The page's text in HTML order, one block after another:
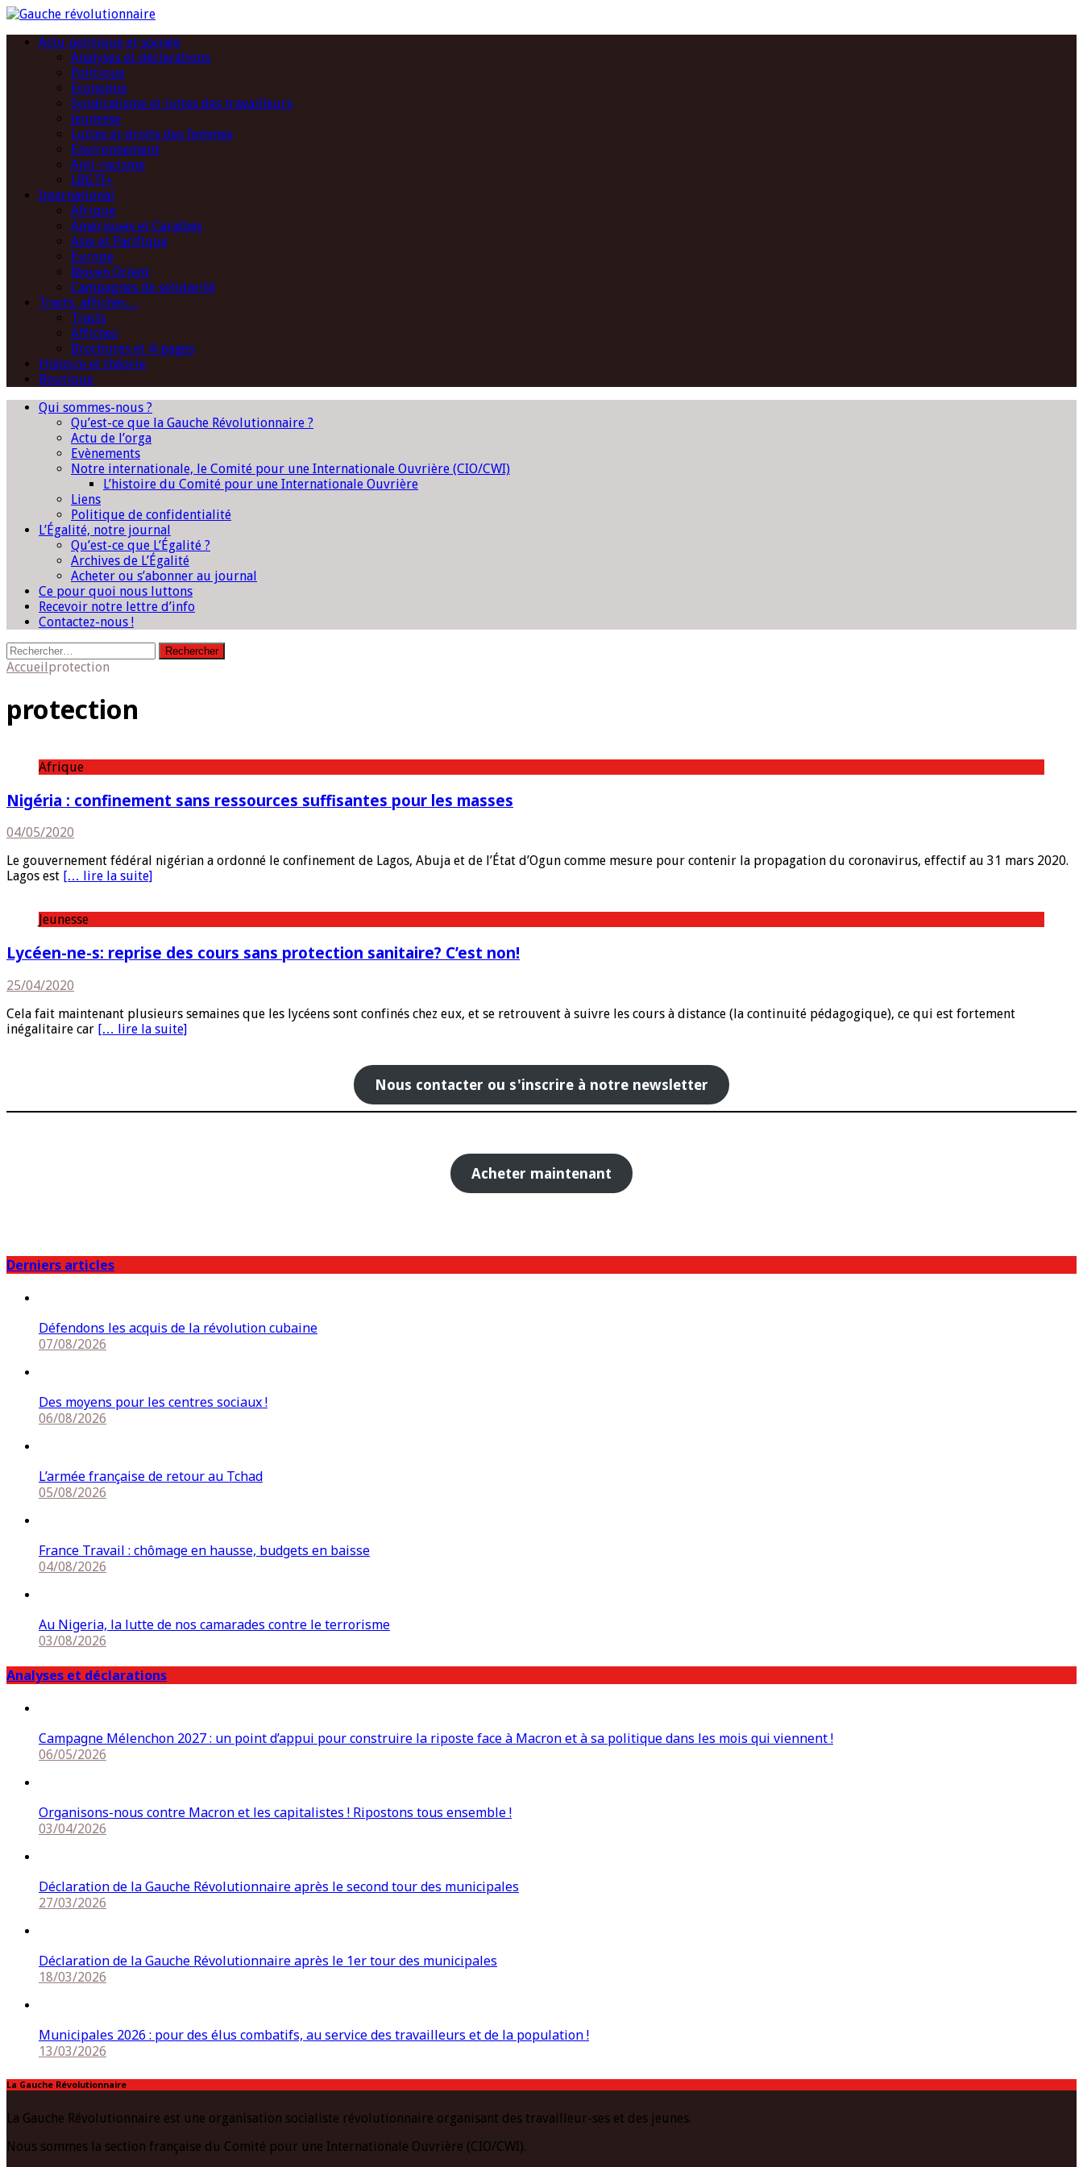
Actu politique et sociale
Analyses et déclarations
Politique
Economie
Syndicalisme et luttes des travailleurs
Jeunesse
Luttes et droits des femmes
Environnement
Anti-racisme
LBGTI+
International
Afrique
Amériques et Caraïbes
Asie et Pacifique
Europe
Moyen Orient
Campagnes de solidarité
Tracts, affiches…
Tracts
Affiches
Brochures et 4-pages
Histoire et théorie
Boutique
Qui sommes-nous ?
Qu’est-ce que la Gauche Révolutionnaire ?
Actu de l’orga
Evènements
Notre internationale, le Comité pour une Internationale Ouvrière (CIO/CWI)
L’histoire du Comité pour une Internationale Ouvrière
Liens
Politique de confidentialité
L’Égalité, notre journal
Qu’est-ce que L’Égalité ?
Archives de L’Égalité
Acheter ou s’abonner au journal
Ce pour quoi nous luttons
Recevoir notre lettre d’info
Contactez-nous !
Rechercher :
Accueilprotection
protection
Afrique
Nigéria : confinement sans ressources suffisantes pour les masses
04/05/2020
Le gouvernement fédéral nigérian a ordonné le confinement de Lagos, Abuja et de l’État d’Ogun comme mesure pour contenir la propagation du coronavirus, effectif au 31 mars 2020.
Lagos est [… lire la suite]
Jeunesse
Lycéen-ne-s: reprise des cours sans protection sanitaire? C’est non!
25/04/2020
Cela fait maintenant plusieurs semaines que les lycéens sont confinés chez eux, et se retrouvent à suivre les cours à distance (la continuité pédagogique), ce qui est fortement
inégalitaire car [… lire la suite]
Nous contacter ou s'inscrire à notre newsletter
Acheter maintenant
Derniers articles
Défendons les acquis de la révolution cubaine
07/08/2026
Des moyens pour les centres sociaux !
06/08/2026
L’armée française de retour au Tchad
05/08/2026
France Travail : chômage en hausse, budgets en baisse
04/08/2026
Au Nigeria, la lutte de nos camarades contre le terrorisme
03/08/2026
Analyses et déclarations
Campagne Mélenchon 2027 : un point d’appui pour construire la riposte face à Macron et à sa politique dans les mois qui viennent !
06/05/2026
Organisons-nous contre Macron et les capitalistes ! Ripostons tous ensemble !
03/04/2026
Déclaration de la Gauche Révolutionnaire après le second tour des municipales
27/03/2026
Déclaration de la Gauche Révolutionnaire après le 1er tour des municipales
18/03/2026
Municipales 2026 : pour des élus combatifs, au service des travailleurs et de la population !
13/03/2026
La Gauche Révolutionnaire
La Gauche Révolutionnaire est une organisation socialiste révolutionnaire organisant des travailleur-ses et des jeunes.
Nous sommes la section française du Comité pour une Internationale Ouvrière (CIO/CWI).